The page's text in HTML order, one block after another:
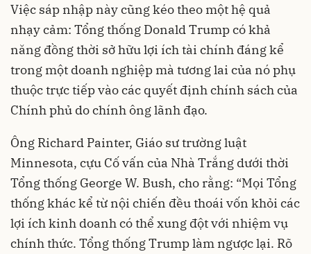
Việc sáp nhập này cũng kéo theo một hệ quả
nhạy cảm: Tổng thống Donald Trump có khả
năng đồng thời sở hữu lợi ích tài chính đáng kể
trong một doanh nghiệp mà tương lai của nó phụ
thuộc trực tiếp vào các quyết định chính sách của
Chính phủ do chính ông lãnh đạo.
Ông Richard Painter, Giáo sư trường luật
Minnesota, cựu Cố vấn của Nhà Trắng dưới thời
Tổng thống George W. Bush, cho rằng: “Mọi Tổng
thống khác kể từ nội chiến đều thoái vốn khỏi các
lợi ích kinh doanh có thể xung đột với nhiệm vụ
chính thức. Tổng thống Trump làm ngược lại. Rõ